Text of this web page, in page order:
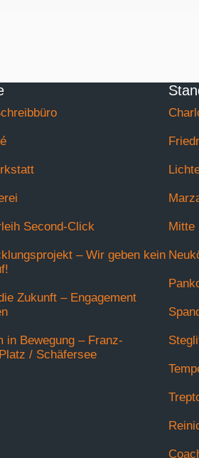
Second-Click
– Wir geben kein
Zukunft – Engagement
in Bewegung – Franz-
/ Schäfersee
Mitte